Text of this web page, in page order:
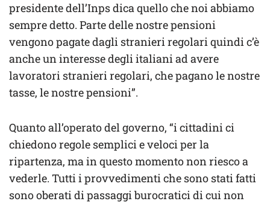
presidente dell’Inps dica quello che noi abbiamo
sempre detto. Parte delle nostre pensioni
vengono pagate dagli stranieri regolari quindi c’è
anche un interesse degli italiani ad avere
lavoratori stranieri regolari, che pagano le nostre
tasse, le nostre pensioni”.
Quanto all’operato del governo, “i cittadini ci
chiedono regole semplici e veloci per la
ripartenza, ma in questo momento non riesco a
vederle. Tutti i provvedimenti che sono stati fatti
sono oberati di passaggi burocratici di cui non